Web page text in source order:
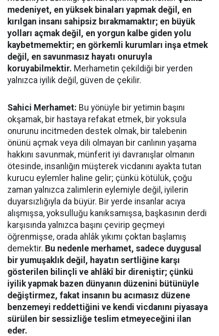
medeniyet, en yüksek binaları yapmak değil, en
kırılgan insanı sahipsiz bırakmamaktır; en büyük
yolları açmak değil, en yorgun kalbe giden yolu
kaybetmemektir; en görkemli kurumları inşa etmek
değil, en savunmasız hayatı onuruyla
koruyabilmektir. Merhametin çekildiği bir yerden
yalnızca iyilik değil, güven de çekilir.
Sahici Merhamet: Bu yönüyle bir yetimin başını
okşamak, bir hastaya refakat etmek, bir yoksula
onurunu incitmeden destek olmak, bir talebenin
önünü açmak veya dili olmayan bir canlının yaşama
hakkını savunmak, münferit iyi davranışlar olmanın
ötesinde, insanlığın müşterek vicdanını ayakta tutan
kurucu eylemler haline gelir; çünkü kötülük, çoğu
zaman yalnızca zalimlerin eylemiyle değil, iyilerin
duyarsızlığıyla da büyür. Bir yerde insanlar acıya
alışmışsa, yoksulluğu kanıksamışsa, başkasının derdi
karşısında yalnızca başını çevirip geçmeyi
öğrenmişse, orada ahlâk yıkımı çoktan başlamış
demektir. Bu nedenle merhamet, sadece duygusal
bir yumuşaklık değil, hayatın sertliğine karşı
gösterilen bilinçli ve ahlâkî bir direniştir; çünkü
iyilik yapmak bazen dünyanın düzenini bütünüyle
değiştirmez, fakat insanın bu acımasız düzene
benzemeyi reddettiğini ve kendi vicdanını piyasaya
sürülen bir sessizliğe teslim etmeyeceğini ilan
eder.